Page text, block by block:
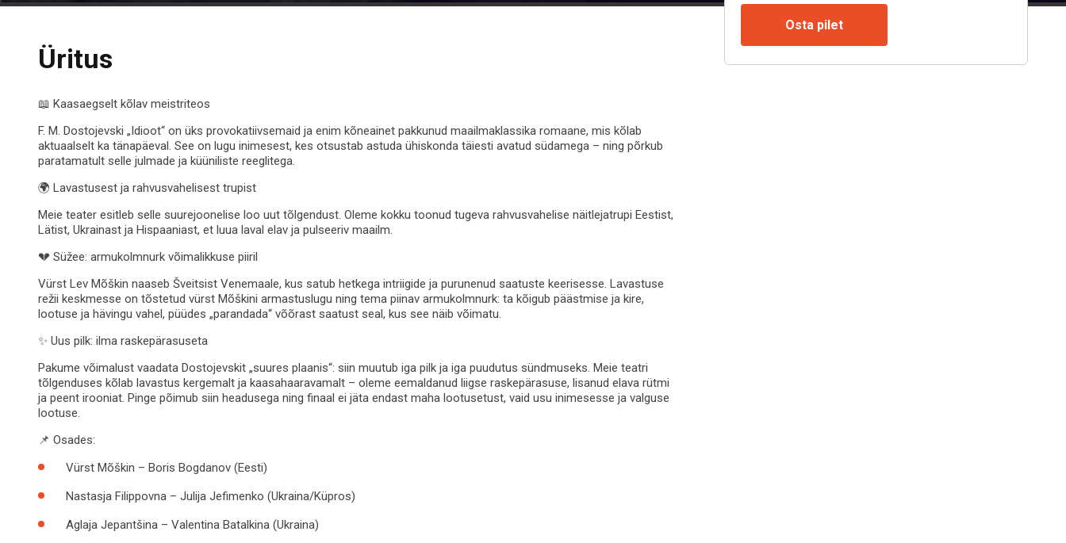
Osta pilet
Üritus
📖 Kaasaegselt kõlav meistriteos
F. M. Dostojevski „Idioot“ on üks provokatiivsemaid ja enim kõneainet pakkunud maailmaklassika romaane, mis kõlab
aktuaalselt ka tänapäeval. See on lugu inimesest, kes otsustab astuda ühiskonda täiesti avatud südamega – ning põrkub
paratamatult selle julmade ja küüniliste reeglitega.
🌍 Lavastusest ja rahvusvahelisest trupist
Meie teater esitleb selle suurejoonelise loo uut tõlgendust. Oleme kokku toonud tugeva rahvusvahelise näitlejatrupi Eestist,
Lätist, Ukrainast ja Hispaaniast, et luua laval elav ja pulseeriv maailm.
💔 Süžee: armukolmnurk võimalikkuse piiril
Vürst Lev Mõškin naaseb Šveitsist Venemaale, kus satub hetkega intriigide ja purunenud saatuste keerisesse. Lavastuse
režii keskmesse on tõstetud vürst Mõškini armastuslugu ning tema piinav armukolmnurk: ta kõigub päästmise ja kire,
lootuse ja hävingu vahel, püüdes „parandada“ võõrast saatust seal, kus see näib võimatu.
✨ Uus pilk: ilma raskepärasuseta
Pakume võimalust vaadata Dostojevskit „suures plaanis“: siin muutub iga pilk ja iga puudutus sündmuseks. Meie teatri
tõlgenduses kõlab lavastus kergemalt ja kaasahaaravamalt – oleme eemaldanud liigse raskepärasuse, lisanud elava rütmi
ja peent irooniat. Pinge põimub siin headusega ning finaal ei jäta endast maha lootusetust, vaid usu inimesesse ja valguse
lootuse.
📌 Osades:
Vürst Mõškin – Boris Bogdanov (Eesti)
Nastasja Filippovna – Julija Jefimenko (Ukraina/Küpros)
Aglaja Jepantšina – Valentina Batalkina (Ukraina)